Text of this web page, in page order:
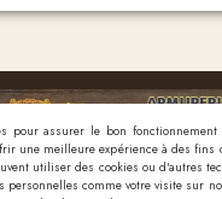
pour assurer le bon
une meilleure expérience à des fins
utiliser des cookies ou d'autres
personnelles comme votre visite sur